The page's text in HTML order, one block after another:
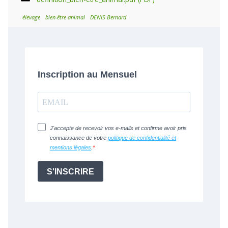
élevage bien-être animal DENIS Bernard